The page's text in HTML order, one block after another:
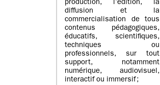
production, l’édition, la
diffusion et la
commercialisation de tous
contenus pédagogiques,
éducatifs, scientifiques,
techniques ou
professionnels, sur tout
support, notamment
numérique, audiovisuel,
interactif ou immersif ;